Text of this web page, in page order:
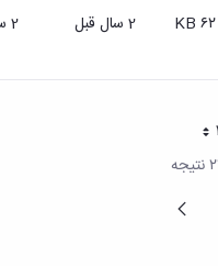
۶۲ KB 2 سال قبل 2 سال قبل
صفحه
بعد